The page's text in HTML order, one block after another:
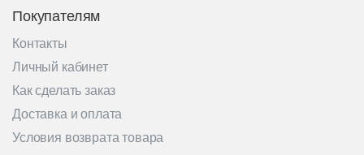
Покупателям
Контакты
Личный кабинет
Как сделать заказ
Доставка и оплата
Условия возврата товара